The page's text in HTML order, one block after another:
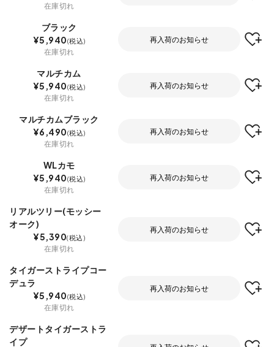
在庫切れ
ブラック
¥5,940 税込
在庫切れ
再入荷のお知らせ
マルチカム
¥5,940 税込
在庫切れ
再入荷のお知らせ
マルチカムブラック
¥6,490 税込
在庫切れ
再入荷のお知らせ
WLカモ
¥5,940 税込
在庫切れ
再入荷のお知らせ
リアルツリー(モッシー
オーク)
¥5,390 税込
在庫切れ
再入荷のお知らせ
タイガーストライプコー
デュラ
¥5,940 税込
在庫切れ
再入荷のお知らせ
デザートタイガーストラ
イプ